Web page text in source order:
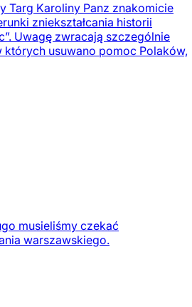
Targ Karoliny Panz znakomicie
zniekształcania historii
Uwagę zwracają szczególnie
których usuwano pomoc Polaków,
musieliśmy czekać
warszawskiego.